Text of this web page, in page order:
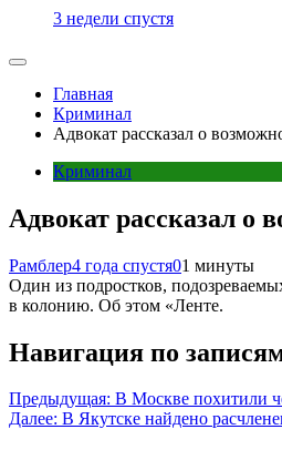
3 недели спустя
Главная
Криминал
Адвокат рассказал о
Криминал
Адвокат рассказал о
Рамблер4 года спустя01 минуты
Один из подростков,
в колонию. Об этом «Ленте.
Навигация по
Предыдущая: В Москве похитили
Далее: В Якутске найдено